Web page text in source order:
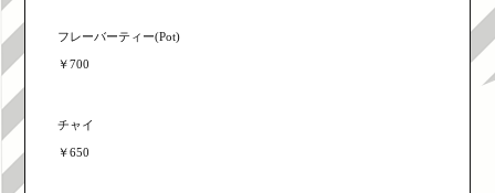
フレーバーティー(Pot)
￥700
チャイ
￥650